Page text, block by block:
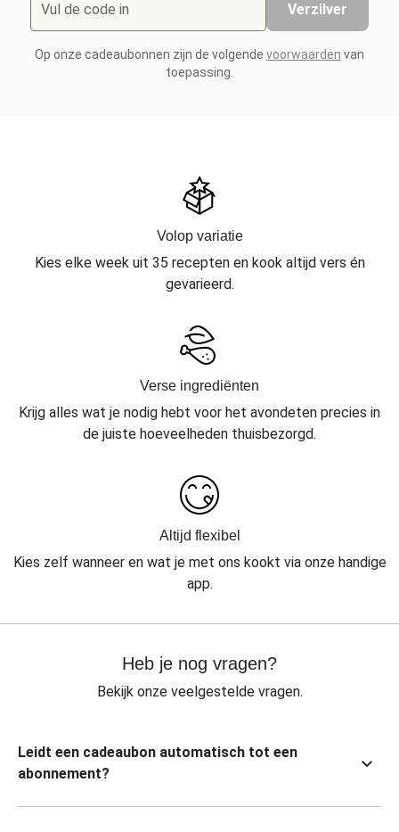
Vul de code in Verzilver
Op onze cadeaubonnen zijn de volgende voorwaarden van
toepassing.
Volop variatie
Kies elke week uit 35 recepten en kook altijd vers én
gevarieerd.
Verse ingrediënten
Krijg alles wat je nodig hebt voor het avondeten precies in
de juiste hoeveelheden thuisbezorgd.
Altijd flexibel
Kies zelf wanneer en wat je met ons kookt via onze handige
app.
Heb je nog vragen?
Bekijk onze veelgestelde vragen.
Leidt een cadeaubon automatisch tot een
abonnement?